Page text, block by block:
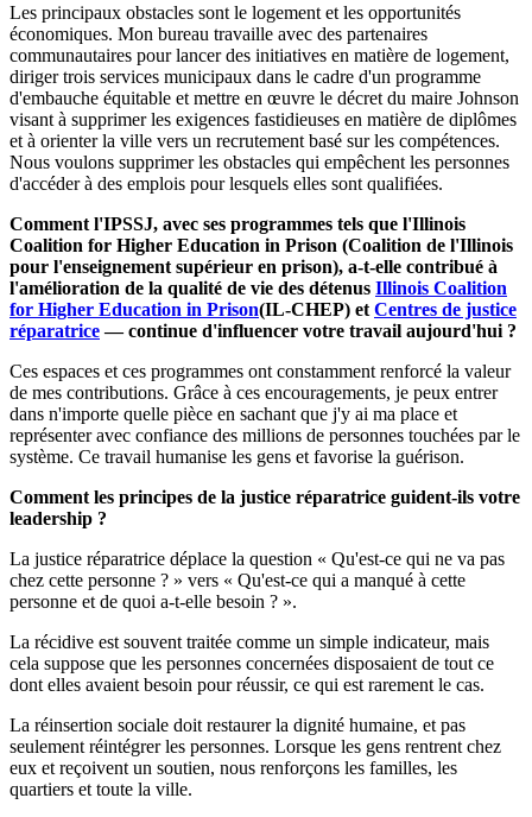
Les principaux obstacles sont le logement et les opportunités
économiques. Mon bureau travaille avec des partenaires
communautaires pour lancer des initiatives en matière de logement,
diriger trois services municipaux dans le cadre d'un programme
d'embauche équitable et mettre en œuvre le décret du maire Johnson
visant à supprimer les exigences fastidieuses en matière de diplômes
et à orienter la ville vers un recrutement basé sur les compétences.
Nous voulons supprimer les obstacles qui empêchent les personnes
d'accéder à des emplois pour lesquels elles sont qualifiées.
Comment l'IPSSJ, avec ses programmes tels que l'Illinois
Coalition for Higher Education in Prison (Coalition de l'Illinois
pour l'enseignement supérieur en prison), a-t-elle contribué à
l'amélioration de la qualité de vie des détenus Illinois Coalition
for Higher Education in Prison(IL-CHEP) et Centres de justice
réparatrice— continue d'influencer votre travail aujourd'hui ?
Ces espaces et ces programmes ont constamment renforcé la valeur
de mes contributions. Grâce à ces encouragements, je peux entrer
dans n'importe quelle pièce en sachant que j'y ai ma place et
représenter avec confiance des millions de personnes touchées par le
système. Ce travail humanise les gens et favorise la guérison.
Comment les principes de la justice réparatrice guident-ils votre
leadership ?
La justice réparatrice déplace la question « Qu'est-ce qui ne va pas
chez cette personne ? » vers « Qu'est-ce qui a manqué à cette
personne et de quoi a-t-elle besoin ? ».
La récidive est souvent traitée comme un simple indicateur, mais
cela suppose que les personnes concernées disposaient de tout ce
dont elles avaient besoin pour réussir, ce qui est rarement le cas.
La réinsertion sociale doit restaurer la dignité humaine, et pas
seulement réintégrer les personnes. Lorsque les gens rentrent chez
eux et reçoivent un soutien, nous renforçons les familles, les
quartiers et toute la ville.